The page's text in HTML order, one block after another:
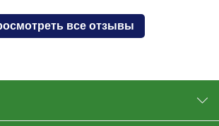
все отзывы